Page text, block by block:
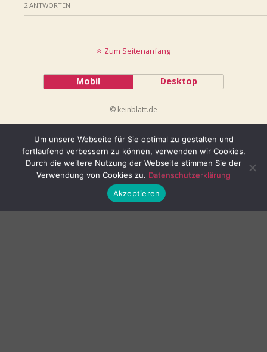
2 ANTWORTEN
Zum Seitenanfang
Mobil Desktop
© keinblatt.de
Um unsere Webseite für Sie optimal zu gestalten und
fortlaufend verbessern zu können, verwenden wir Cookies.
Durch die weitere Nutzung der Webseite stimmen Sie der
Verwendung von Cookies zu. Datenschutzerklärung
Akzeptieren